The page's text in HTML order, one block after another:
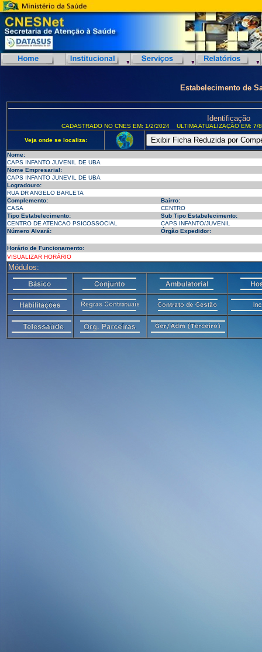
Estabelecimento de
Identificação
CADASTRADO NO CNES EM: 1/2/2024 ULTIMA ATUALIZAÇÃO EM:
Veja onde se localiza:
Nome:
CAPS INFANTO JUVENIL DE UBA
Nome Empresarial:
CAPS INFANTO JUNEVIL DE UBA
Logradouro:
RUA DR ANGELO BARLETA
Complemento:
Bairro:
CASA
CENTRO
Tipo Estabelecimento:
Sub Tipo Estabelecimento:
CENTRO DE ATENCAO PSICOSSOCIAL
CAPS INFANTO/JUVENIL
Número Alvará:
Órgão Expedidor:
Horário de Funcionamento:
VISUALIZAR HORÁRIO
Módulos: